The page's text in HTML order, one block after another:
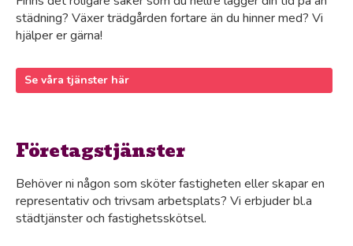
städning? Växer trädgården fortare än du hinner med? Vi
hjälper er gärna!
Se våra tjänster här
Företagstjänster
Behöver ni någon som sköter fastigheten eller skapar en
representativ och trivsam arbetsplats? Vi erbjuder bl.a
städtjänster och fastighetsskötsel.